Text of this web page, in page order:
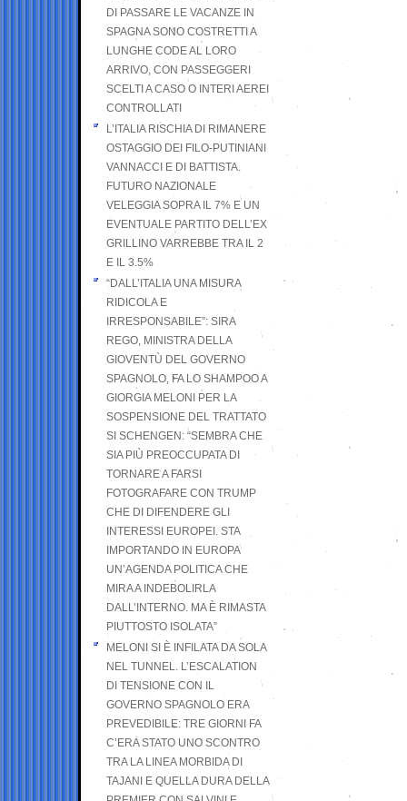
DI PASSARE LE VACANZE IN
SPAGNA SONO COSTRETTI A
LUNGHE CODE AL LORO
ARRIVO, CON PASSEGGERI
SCELTI A CASO O INTERI AEREI
CONTROLLATI
L’ITALIA RISCHIA DI RIMANERE
OSTAGGIO DEI FILO-PUTINIANI
VANNACCI E DI BATTISTA.
FUTURO NAZIONALE
VELEGGIA SOPRA IL 7% E UN
EVENTUALE PARTITO DELL’EX
GRILLINO VARREBBE TRA IL 2
E IL 3.5%
“DALL’ITALIA UNA MISURA
RIDICOLA E
IRRESPONSABILE”: SIRA
REGO, MINISTRA DELLA
GIOVENTÙ DEL GOVERNO
SPAGNOLO, FA LO SHAMPOO A
GIORGIA MELONI PER LA
SOSPENSIONE DEL TRATTATO
SI SCHENGEN: “SEMBRA CHE
SIA PIÙ PREOCCUPATA DI
TORNARE A FARSI
FOTOGRAFARE CON TRUMP
CHE DI DIFENDERE GLI
INTERESSI EUROPEI. STA
IMPORTANDO IN EUROPA
UN’AGENDA POLITICA CHE
MIRA A INDEBOLIRLA
DALL’INTERNO. MA È RIMASTA
PIUTTOSTO ISOLATA”
MELONI SI È INFILATA DA SOLA
NEL TUNNEL. L’ESCALATION
DI TENSIONE CON IL
GOVERNO SPAGNOLO ERA
PREVEDIBILE: TRE GIORNI FA
C’ERA STATO UNO SCONTRO
TRA LA LINEA MORBIDA DI
TAJANI E QUELLA DURA DELLA